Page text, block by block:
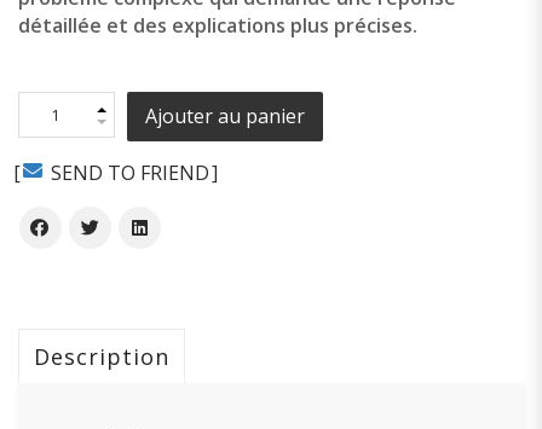
détaillée et des explications plus précises.
Ajouter au panier
SEND TO FRIEND
Description